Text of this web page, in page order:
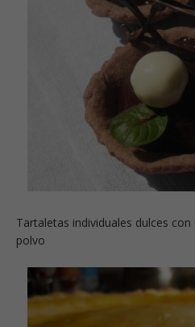
Tartaletas individuales dulces
polvo